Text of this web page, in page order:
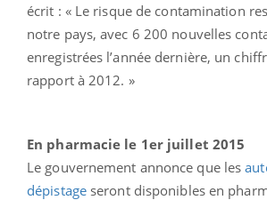
écrit : « Le risque de contamination
notre pays, avec 6 200 nouvelles
enregistrées l’année dernière, un
rapport à 2012. »
En pharmacie le 1er juillet 2015
Le gouvernement annonce que les
dépistageseront disponibles en